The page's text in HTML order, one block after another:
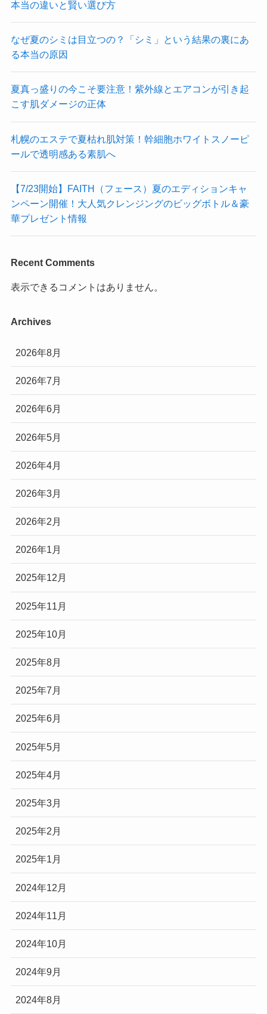
本当の違いと賢い選び方
なぜ夏のシミは目立つの？「シミ」という結果の裏にあ
る本当の原因
夏真っ盛りの今こそ要注意！紫外線とエアコンが引き起
こす肌ダメージの正体
札幌のエステで夏枯れ肌対策！幹細胞ホワイトスノーピ
ールで透明感ある素肌へ
【7/23開始】FAITH（フェース）夏のエディションキャ
ンペーン開催！大人気クレンジングのビッグボトル＆豪
華プレゼント情報
Recent Comments
表示できるコメントはありません。
Archives
2026年8月
2026年7月
2026年6月
2026年5月
2026年4月
2026年3月
2026年2月
2026年1月
2025年12月
2025年11月
2025年10月
2025年8月
2025年7月
2025年6月
2025年5月
2025年4月
2025年3月
2025年2月
2025年1月
2024年12月
2024年11月
2024年10月
2024年9月
2024年8月